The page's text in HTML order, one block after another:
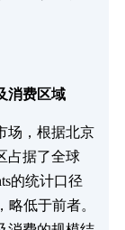
消费区域​
场，根据北京
占据了全球
的统计口径
略低于前者。